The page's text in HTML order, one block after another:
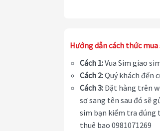
Hướng dẫn cách thức
Cách 1:Vua Sim giao
Cách 2:Quý khách đến
Cách 3:Đặt hàng trên
sơ sang tên sau đó sẽ
sim bạn kiểm tra đúng
thuê bao 0981071269